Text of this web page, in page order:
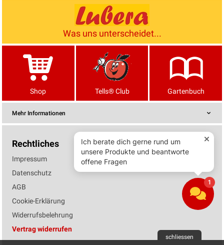
Was uns unterscheidet...
Shop Tells® Club Gartenbuch
Mehr Informationen
Rechtliches
Impressum
Datenschutz
AGB
Cookie-Erklärung
Widerrufsbelehrung
Vertrag widerrufen
schliessen